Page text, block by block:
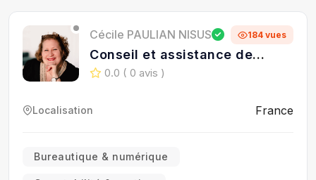
Cécile PAULIAN NISUS 184 vues
Conseil et assistance de
formation
0.0 ( 0 avis )
Localisation France
Bureautique & numérique